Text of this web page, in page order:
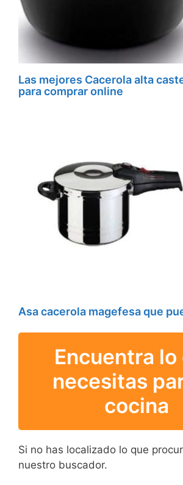
Las mejores Cacerola alta
para comprar online
Asa cacerola magefesa que
Encuentra lo
necesitas
cocina
Si no has localizado lo que
nuestro buscador.